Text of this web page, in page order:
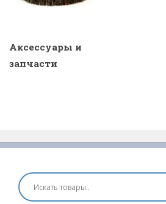
Аксессуары и
запчасти